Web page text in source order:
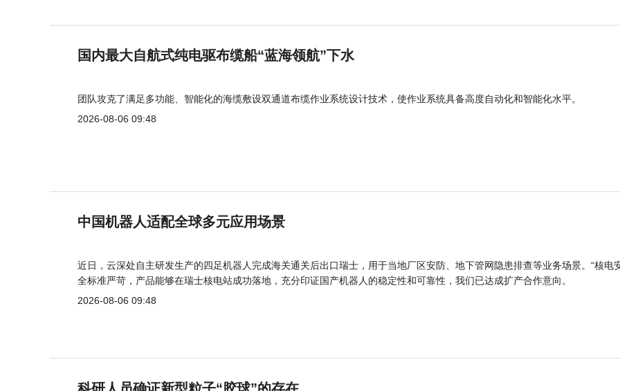
国内最大自航式纯电驱布缆船“蓝海领航”下水
团队攻克了满足多功能、智能化的海缆敷设双通道布缆作业系统设计技术，使作业系统具备高度自动化和智能化水平。
2026-08-06 09:48
中国机器人适配全球多元应用场景
近日，云深处自主研发生产的四足机器人完成海关通关后出口瑞士，用于当地厂区安防、地下管网隐患排查等业务场景。“核电
全标准严苛，产品能够在瑞士核电站成功落地，充分印证国产机器人的稳定性和可靠性，我们已达成扩产合作意向。
2026-08-06 09:48